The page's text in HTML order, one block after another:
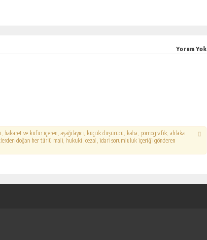
Yorum Yok
hakaret ve küfür içeren, aşağılayıcı, küçük düşürücü, kaba, pornografik, ahlaka
doğan her türlü mali, hukuki, cezai, idari sorumluluk içeriği gönderen